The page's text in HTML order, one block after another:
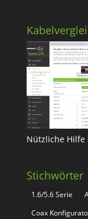
Nützliche Hilfe
Stichwörter
1.6/5.6 Serie
Coax